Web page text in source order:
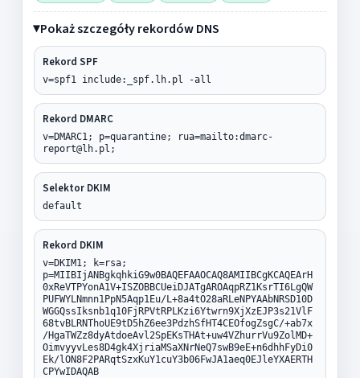
Pokaż szczegóły rekordów DNS
Rekord SPF
v=spf1 include:_spf.lh.pl -all
Rekord DMARC
v=DMARC1; p=quarantine; rua=mailto:dmarc-
report@lh.pl;
Selektor DKIM
default
Rekord DKIM
v=DKIM1; k=rsa;
p=MIIBIjANBgkqhkiG9w0BAQEFAAOCAQ8AMIIBCgKCAQEArH
0xReVTPYonA1V+ISZOBBCUeiDJATgAROAqpRZ1KsrTI6LgQW
PUFWYLNmnn1PpN5Aqp1Eu/L+8a4tO28aRLeNPYAAbNRSD10D
WGGQssIksnb1q10FjRPVtRPLKzi6Ytwrn9XjXzEJP3s21VlF
68tvBLRNThoUE9tD5hZ6ee3PdzhSfHT4CEOfogZsgC/+ab7x
/HgaTWZz8dyAtdoeAvl2SpEKsTHAt+uw4VZhurrVu9ZolMD+
OimvyyvLes8D4gk4XjriaMSaXNrNeQ7swB9eE+n6dhhFyDi0
Ek/lON8F2PARqtSzxKuY1cuY3b06FwJA1aeq0EJleYXAERTH
CPYwIDAQAB